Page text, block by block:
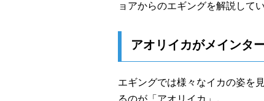
ョアからのエギングを解説してい
アオリイカがメインタ
エギングでは様々なイカの姿を
るのが「アオリイカ」。